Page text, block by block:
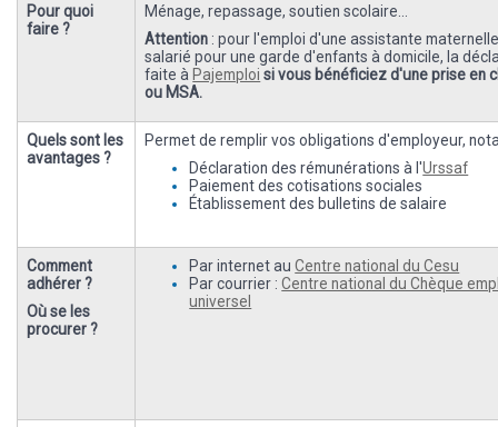
Pour quoi
faire ?
Ménage, repassage, soutien scolaire...
Attention : pour l'emploi d'une assistante
salarié pour une garde d'enfants à domicile, la
faite à Pajemploi si vous bénéficiez d'une prise en
ou MSA.
Quels sont les
avantages ?
Permet de remplir vos obligations d'employeur,
Déclaration des rémunérations à l'Urssaf
Paiement des cotisations sociales
Établissement des bulletins de salaire
Comment
adhérer ?
Où se les
procurer ?
Par internet auCentre national du Cesu
Par courrier :Centre national du Chèque
universel